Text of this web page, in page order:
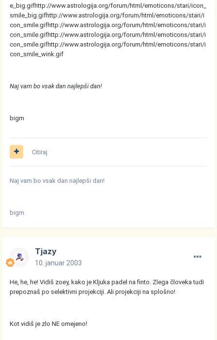
e_big.gifhttp://www.astrologija.org/forum/html/emoticons/stari/icon_
smile_big.gifhttp://www.astrologija.org/forum/html/emoticons/stari/i
con_smile.gifhttp://www.astrologija.org/forum/html/emoticons/stari/i
con_smile.gifhttp://www.astrologija.org/forum/html/emoticons/stari/i
con_smile.gifhttp://www.astrologija.org/forum/html/emoticons/stari/i
con_smile_wink.gif
Naj vam bo vsak dan najlepši dan!
bigm
Citiraj
Naj vam bo vsak dan najlepši dan!
bigm
Tjazy
10. januar 2003
He, he, he! Vidiš zoey, kako je Kljuka padel na finto. Zlega človeka tudi
prepoznaš po selektivni projekciji. Ali projekciji na splošno!
Kot vidiš je zlo NE omejeno!